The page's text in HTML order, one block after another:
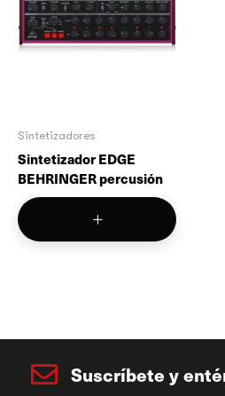
Sintetizadores
Sintetizador EDGE
BEHRINGER percusión
Suscríbete y